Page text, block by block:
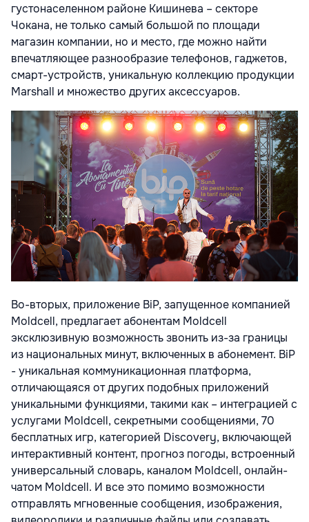
густонаселенном районе Кишинева – секторе
Чокана, не только самый большой по площади
магазин компании, но и место, где можно найти
впечатляющее разнообразие телефонов, гаджетов,
смарт-устройств, уникальную коллекцию продукции
Marshall и множество других аксессуаров.
Во-вторых, приложение BiP, запущенное компанией
Moldcell, предлагает абонентам Moldcell
эксклюзивную возможность звонить из-за границы
из национальных минут, включенных в абонемент. BiP
- уникальная коммуникационная платформа,
отличающаяся от других подобных приложений
уникальными функциями, такими как – интеграцией с
услугами Moldcell, секретными сообщениями, 70
бесплатных игр, категорией Discovery, включающей
интерактивный контент, прогноз погоды, встроенный
универсальный словарь, каналом Moldcell, онлайн-
чатом Moldcell. И все это помимо возможности
отправлять мгновенные сообщения, изображения,